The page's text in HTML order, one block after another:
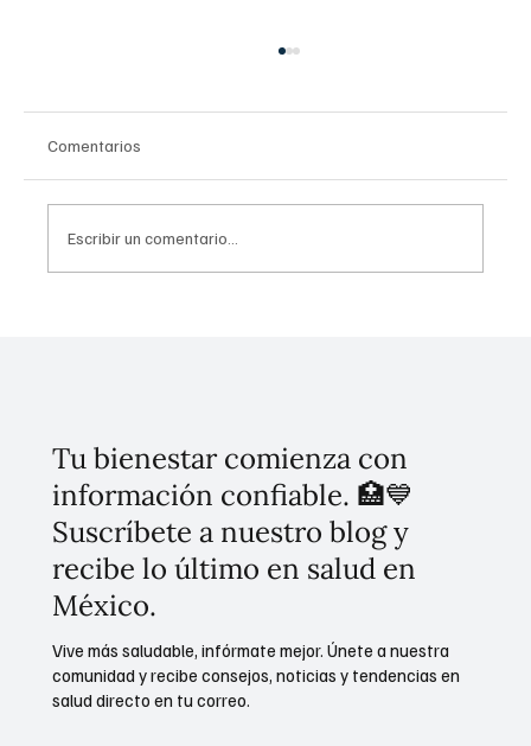
Comentarios
Escribir un comentario...
Tu bienestar comienza con
información confiable. 🏥💙
Suscríbete a nuestro blog y
recibe lo último en salud en
México.
Vive más saludable, infórmate mejor. Únete a nuestra
comunidad y recibe consejos, noticias y tendencias en
salud directo en tu correo.